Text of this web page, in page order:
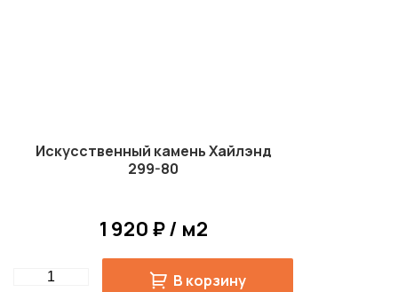
Искусственный
камень для фасада
Искусственный
камень на цоколь
Искусственный камень Хайлэнд
299-80
1 920 ₽ / м2
Quantity В корзину